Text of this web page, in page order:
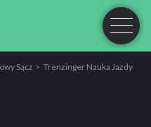
Sącz Trenzinger Nauka Jazdy